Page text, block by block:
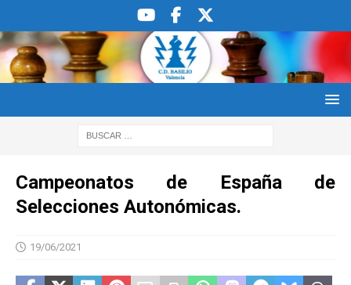
Campeonatos de España de
Selecciones Autonómicas.
19/06/2021